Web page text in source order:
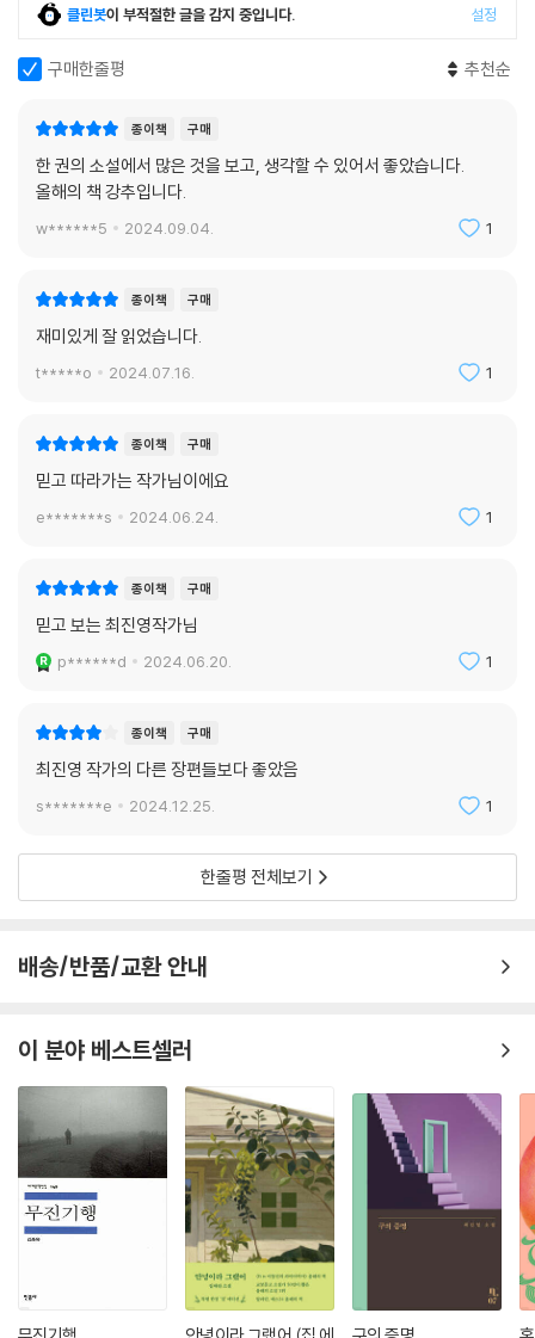
클린봇이 부적절한 글을 감지 중입니다. 설정
구매한줄평 추천순
종이책 구매
한 권의 소설에서 많은 것을 보고, 생각할 수 있어서 좋았습니다.
올해의 책 강추입니다.
w******5 2024.09.04. 1
종이책 구매
재미있게 잘 읽었습니다.
t*****o 2024.07.16. 1
종이책 구매
믿고 따라가는 작가님이에요
e*******s 2024.06.24. 1
종이책 구매
믿고 보는 최진영작가님
p******d 2024.06.20. 1
종이책 구매
최진영 작가의 다른 장편들보다 좋았음
s*******e 2024.12.25. 1
한줄평 전체보기
배송/반품/교환 안내
이 분야 베스트셀러